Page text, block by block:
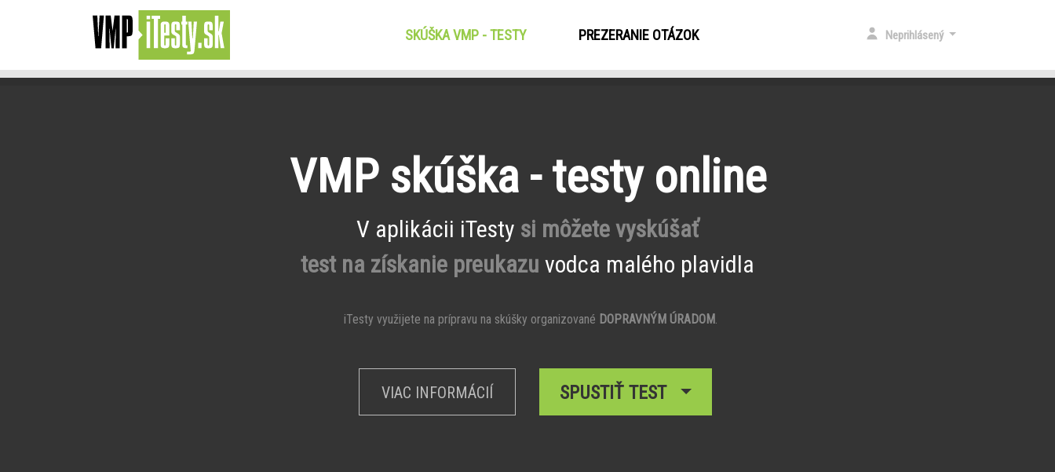
SKÚŠKA VMP - TESTY(CURRENT)PREZERANIE OTÁZOK Neprihlásený
VMP skúška - testy online
V aplikácii iTesty si môžete vyskúšať
test na získanie preukazu vodca malého plavidla
iTesty využijete na prípravu na skúšky organizované DOPRAVNÝM ÚRADOM.
VIAC INFORMÁCIÍ SPUSTIŤ TEST